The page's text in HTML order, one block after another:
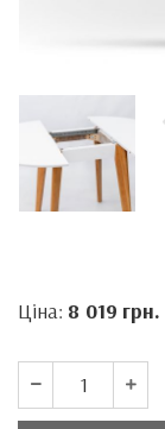
Ціна: 8 019 грн.